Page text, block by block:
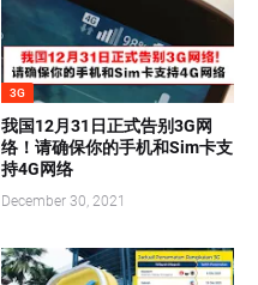
3G
我国12月31日正式告别3G网
络！请确保你的手机和Sim卡支
持4G网络
December 30, 2021